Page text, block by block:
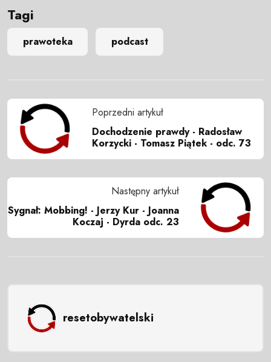
Tagi
prawoteka podcast
Poprzedni artykuł
Dochodzenie prawdy - Radosław
Korzycki - Tomasz Piątek - odc. 73
Następny artykuł
Sygnał: Mobbing! - Jerzy Kur - Joanna
Koczaj - Dyrda odc. 23
resetobywatelski